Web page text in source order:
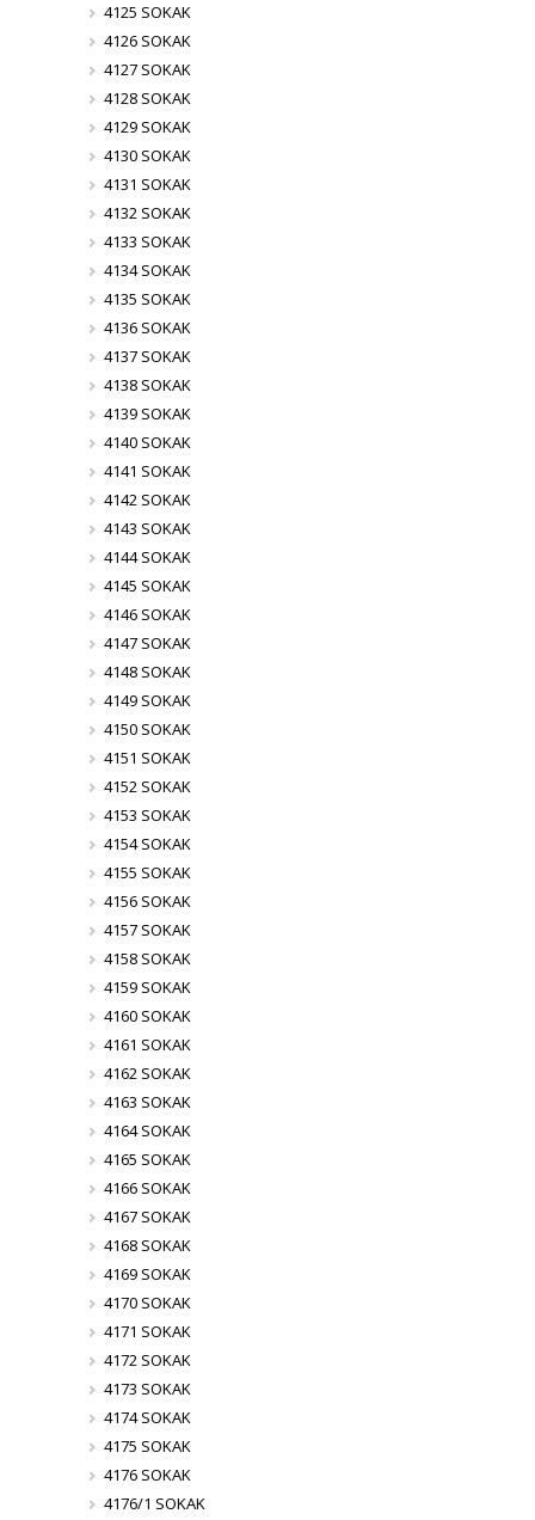
4125 SOKAK
4126 SOKAK
4127 SOKAK
4128 SOKAK
4129 SOKAK
4130 SOKAK
4131 SOKAK
4132 SOKAK
4133 SOKAK
4134 SOKAK
4135 SOKAK
4136 SOKAK
4137 SOKAK
4138 SOKAK
4139 SOKAK
4140 SOKAK
4141 SOKAK
4142 SOKAK
4143 SOKAK
4144 SOKAK
4145 SOKAK
4146 SOKAK
4147 SOKAK
4148 SOKAK
4149 SOKAK
4150 SOKAK
4151 SOKAK
4152 SOKAK
4153 SOKAK
4154 SOKAK
4155 SOKAK
4156 SOKAK
4157 SOKAK
4158 SOKAK
4159 SOKAK
4160 SOKAK
4161 SOKAK
4162 SOKAK
4163 SOKAK
4164 SOKAK
4165 SOKAK
4166 SOKAK
4167 SOKAK
4168 SOKAK
4169 SOKAK
4170 SOKAK
4171 SOKAK
4172 SOKAK
4173 SOKAK
4174 SOKAK
4175 SOKAK
4176 SOKAK
4176/1 SOKAK